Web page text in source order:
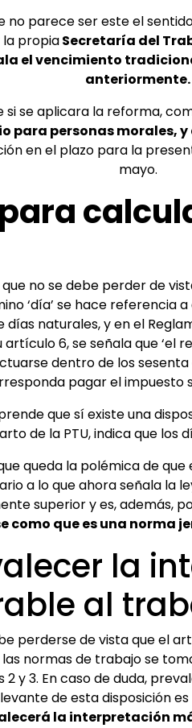
no parece ser este el
propiaSecretaría del
el vencimiento
anteriormente.
si se aplicara la reforma,
para personas morales,
en el plazo para la
mayo.
no se debe perder de
‘día’ se hace referencia
naturales, y en el
artículo 6, se señala que ‘el
dentro de los
pagar el impuesto
que sí existe una
de la PTU, indica que los
queda la polémica de
a lo que ahora señala la
superior y es, además,
como que es una norma
la
al
perderse de vista que el
normas de trabajo se
2 y 3. En caso de duda,
de esta disposición es
la interpretación